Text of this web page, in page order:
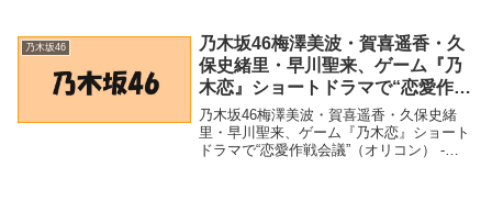
野七瀬、生駒里...
乃木坂46
乃木坂46梅澤美波・賀喜遥香・久
保史緒里・早川聖来、ゲーム『乃
木恋』ショートドラマで“恋愛作戦
会議”（オリコン） – Yahoo!ニュ
ース – Yahoo!ニュース
乃木坂46梅澤美波・賀喜遥香・久保史緒
里・早川聖来、ゲーム『乃木恋』ショート
ドラマで“恋愛作戦会議”（オリコン） -